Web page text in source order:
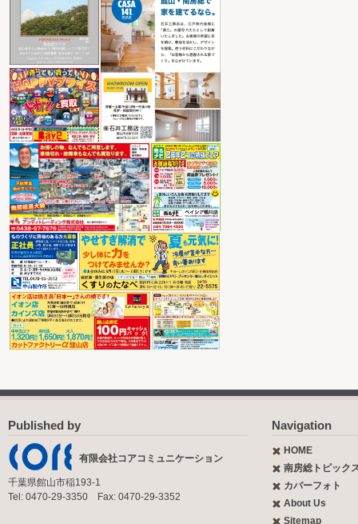
Published by
有限会社コアコミュニケーション
千葉県館山市稲193-1
Tel: 0470-29-3350 Fax: 0470-29-3352
Navigation
HOME
南房総トピック
カバーフォト
About Us
Sitemap